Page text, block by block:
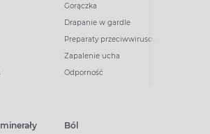
Gorączka
Drapanie w gardle
Preparaty przeciwwirusowe
Zapalenie ucha
Odporność
Ból